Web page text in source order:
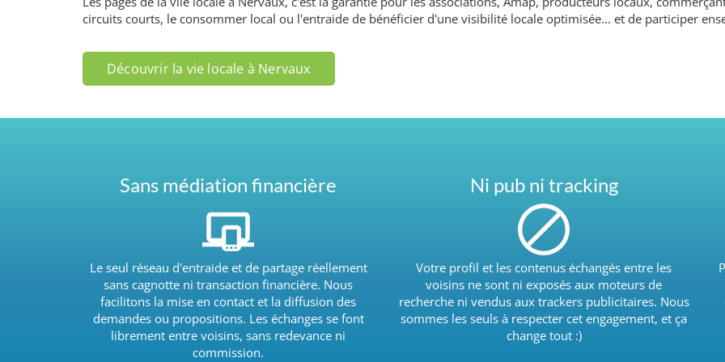
circuits courts, le consommer local ou l'entraide de bénéficier d'une visibilité locale optimisée... et de participer
Découvrir la vie locale à Nervaux
Sans médiation financière
Le seul réseau d'entraide et de partage réellement
sans cagnotte ni transaction financière. Nous
facilitons la mise en contact et la diffusion des
demandes ou propositions. Les échanges se font
librement entre voisins, sans redevance ni
commission.
Ni pub ni tracking
Votre profil et les contenus échangés entre les
voisins ne sont ni exposés aux moteurs de
recherche ni vendus aux trackers publicitaires. Nous
sommes les seuls à respecter cet engagement, et ça
change tout :)